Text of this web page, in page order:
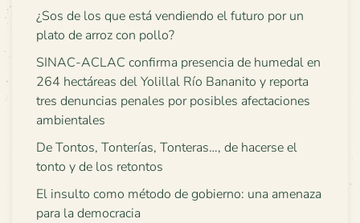
¿Sos de los que está vendiendo el futuro por un
plato de arroz con pollo?
SINAC-ACLAC confirma presencia de humedal en
264 hectáreas del Yolillal Río Bananito y reporta
tres denuncias penales por posibles afectaciones
ambientales
De Tontos, Tonterías, Tonteras…, de hacerse el
tonto y de los retontos
El insulto como método de gobierno: una amenaza
para la democracia